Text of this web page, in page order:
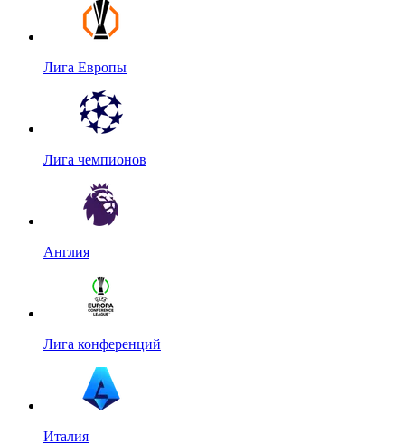
Лига Европы
Лига чемпионов
Англия
Лига конференций
Италия